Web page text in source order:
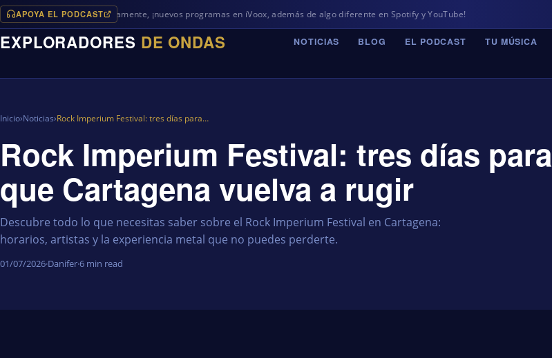
APOYA EL PODCAST
Próximamente, ¡nuevos programas en iVoox, además de algo diferente en Spotify y YouTube!
EXPLORADORES DE ONDAS NOTICIAS BLOG EL PODCAST TU MÚSICA
Inicio›Noticias›Rock Imperium Festival: tres días para…
Rock Imperium Festival: tres días para
que Cartagena vuelva a rugir
Descubre todo lo que necesitas saber sobre el Rock Imperium Festival en Cartagena:
horarios, artistas y la experiencia metal que no puedes perderte.
01/07/2026·Danifer·6 min read